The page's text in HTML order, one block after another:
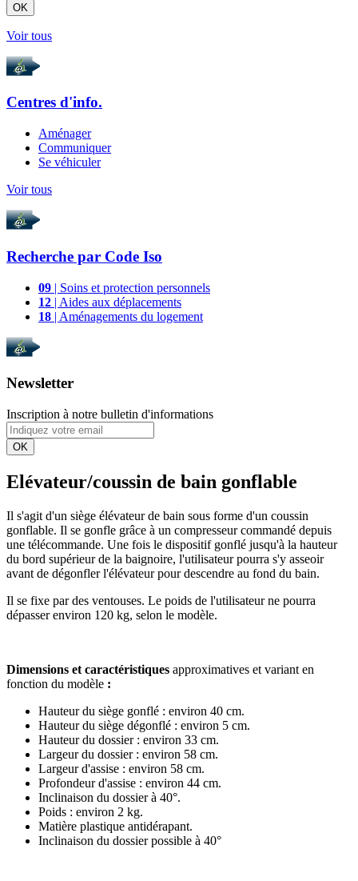
OK
Voir tous
Centres d'info.
Aménager
Communiquer
Se véhiculer
Voir tous
Recherche par Code Iso
09 | Soins et protection personnels
12 | Aides aux déplacements
18 | Aménagements du logement
Newsletter
Inscription à notre bulletin d'informations
OK
Elévateur/coussin de bain gonflable
Il s'agit d'un siège élévateur de bain sous forme d'un coussin
gonflable. Il se gonfle grâce à un compresseur commandé depuis
une télécommande. Une fois le dispositif gonflé jusqu'à la hauteur
du bord supérieur de la baignoire, l'utilisateur pourra s'y asseoir
avant de dégonfler l'élévateur pour descendre au fond du bain.
Il se fixe par des ventouses. Le poids de l'utilisateur ne pourra
dépasser environ 120 kg, selon le modèle.
Dimensions et caractéristiques approximatives et variant en
fonction du modèle :
Hauteur du siège gonflé : environ 40 cm.
Hauteur du siège dégonflé : environ 5 cm.
Hauteur du dossier : environ 33 cm.
Largeur du dossier : environ 58 cm.
Largeur d'assise : environ 58 cm.
Profondeur d'assise : environ 44 cm.
Inclinaison du dossier à 40°.
Poids : environ 2 kg.
Matière plastique antidérapant.
Inclinaison du dossier possible à 40°